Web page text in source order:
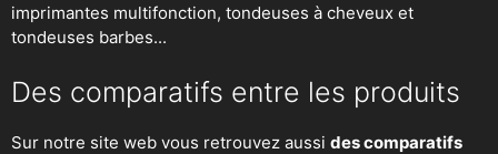
imprimantes multifonction, tondeuses à cheveux et
tondeuses barbes...
Des comparatifs entre les produits
Sur notre site web vous retrouvez aussi des comparatifs